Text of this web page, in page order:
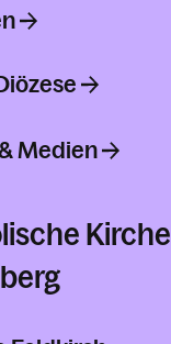
Medien
Kirche